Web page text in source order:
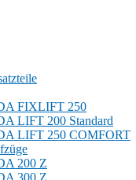
FIXLIFT 250
LIFT 200 Standard
LIFT 250 COMFORT
200 Z
300 Z